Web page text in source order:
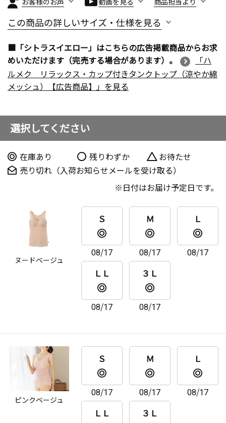
この商品の詳しいサイズ・仕様を見る
■「シトラスイエロー」はこちらの広告掲載商品からお求
めいただけます（完売する場合があります）。
「ハ
ルメク リラックス・カップ付きタンクトップ（涼やか綿
メッシュ）【広告商品】」を見る
選択してください
在庫あり 残りわずか
お待たせ
売り切れ（入荷お知らせメールを受け取る）
日付はお届け予定日です。
ヌードベージュ
Ｓ
08/17
Ｍ
08/17
Ｌ
08/17
ＬＬ
08/17
３Ｌ
08/17
ピンクベージュ
Ｓ
08/17
Ｍ
08/17
Ｌ
08/17
ＬＬ
３Ｌ